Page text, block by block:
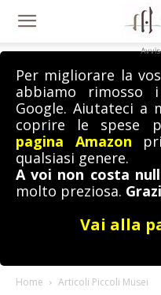
Per migliorare la
abbiamo rimosso
Google. Aiutateci a
coprire le spese
pagina Amazon
qualsiasi genere.
A voi non costa
molto preziosa.
Vai alla
Home Articoli Piccoli Musei